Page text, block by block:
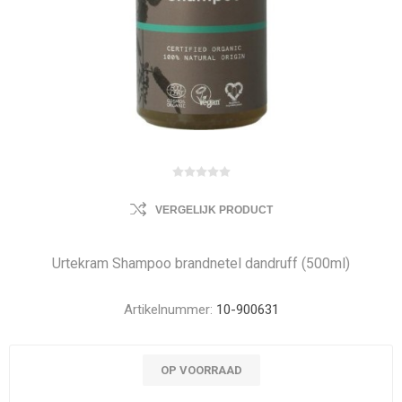
VERGELIJK PRODUCT
Urtekram Shampoo brandnetel dandruff (500ml)
Artikelnummer: 10-900631
OP VOORRAAD